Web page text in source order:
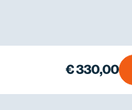
€ 330,00